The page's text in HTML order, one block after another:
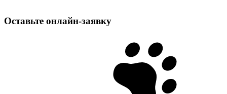
Оставьте онлайн‑заявку